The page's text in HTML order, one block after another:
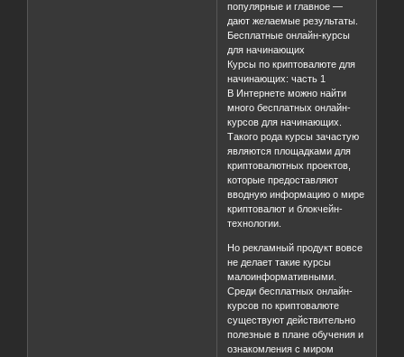
популярные и главное —
дают желаемые результаты.
Бесплатные онлайн-курсы
для начинающих
Курсы по криптовалюте для
начинающих: часть 1
В Интернете можно найти
много бесплатных онлайн-
курсов для начинающих.
Такого рода курсы зачастую
являются площадками для
криптовалютных проектов,
которые предоставляют
вводную информацию о мире
криптовалют и блокчейн-
технологии.
Но рекламный продукт вовсе
не делает такие курсы
малоинформативными.
Среди бесплатных онлайн-
курсов по криптовалюте
существуют действительно
полезные в плане обучения и
ознакомления с миром